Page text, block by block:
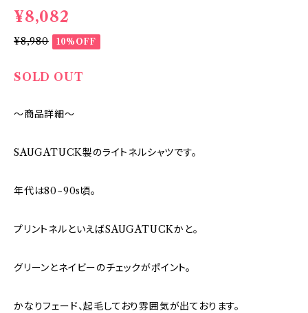
¥8,082
¥8,980 10%OFF
SOLD OUT
～商品詳細～
SAUGATUCK製のライトネルシャツです。
年代は80~90s頃。
プリントネルといえばSAUGATUCKかと。
グリーンとネイビーのチェックがポイント。
かなりフェード、起毛しており雰囲気が出ております。